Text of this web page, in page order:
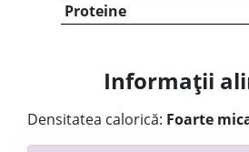
Proteine
Informații
Densitatea calorică: Foarte